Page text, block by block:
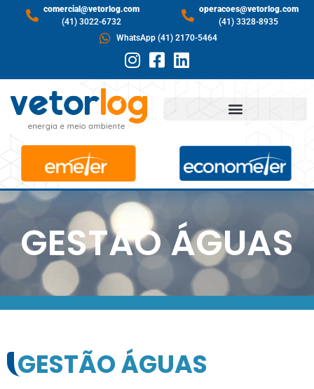
comercial@vetorlog.com
(41) 3022-6732
operacoes@vetorlog.com
(41) 3328-8935
WhatsApp (41) 2170-5464
GESTÃO ÁGUAS
GESTÃO ÁGUAS